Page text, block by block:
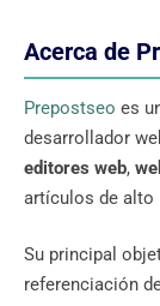
Acerca de
Prepostseo es
desarrollador
editores web,
artículos de alto
Su principal
referenciación